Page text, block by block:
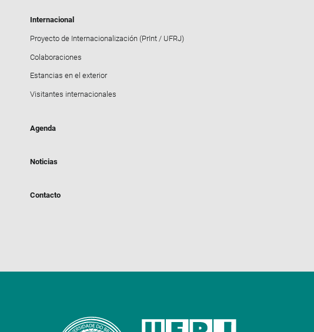
Internacional
Proyecto de Internacionalización (PrInt / UFRJ)
Colaboraciones
Estancias en el exterior
Visitantes internacionales
Agenda
Noticias
Contacto